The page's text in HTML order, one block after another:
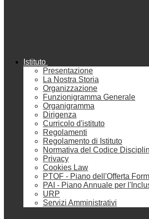
Istituto
Presentazione
La Nostra Storia
Organizzazione
Funzionigramma Generale
Organigramma
Dirigenza
Curricolo d'istituto
Regolamenti
Regolamento di Istituto
Normativa del Codice
Privacy
Cookies Law
PTOF - Piano dell'Offerta
PAI - Piano Annuale per
URP
Servizi Amministrativi